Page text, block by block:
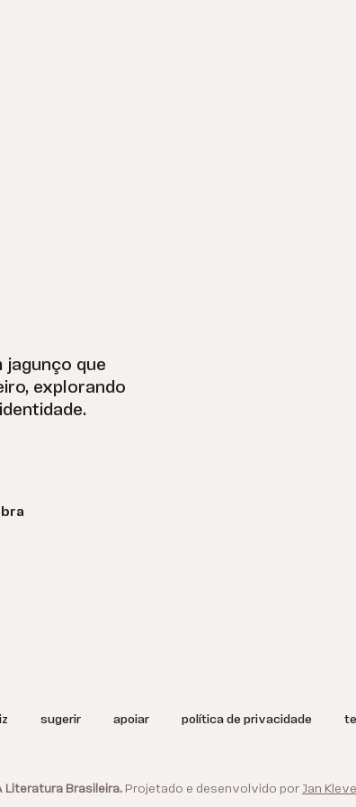
jagunço que
explorando
sugerir apoiar política de privacidade
Literatura Brasileira. Projetado e desenvolvido por Jan